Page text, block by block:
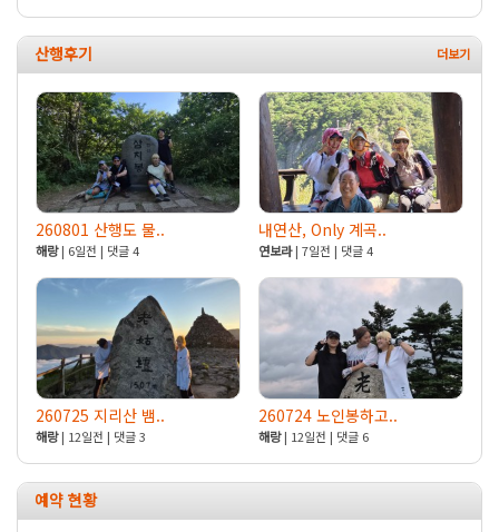
산행후기
260801 산행도 물..
해랑| 6일전 | 댓글 4
내연산, Only 계곡..
연보라| 7일전 | 댓글 4
260725 지리산 뱀..
해랑| 12일전 | 댓글 3
260724 노인봉하고..
해랑| 12일전 | 댓글 6
예약 현황